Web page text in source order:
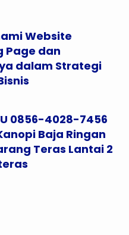
Website
Page dan
dalam Strategi
0856-4028-7456
Baja Ringan
Teras Lantai 2